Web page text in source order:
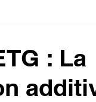
CPF Impressio
: La